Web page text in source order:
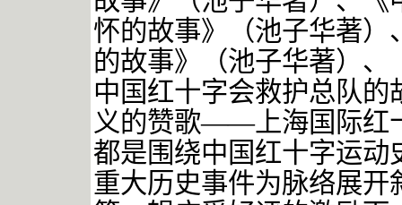
怀的故事》（池子华著
的故事》（池子华著）
中国红十字会救护总队
义的赞歌——上海国际红
都是围绕中国红十字运动
重大历史事件为脉络展